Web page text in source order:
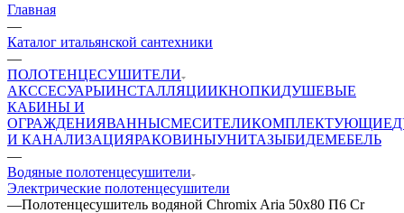
Главная
—
Каталог итальянской сантехники
—
ПОЛОТЕНЦЕСУШИТЕЛИ
АКССЕСУАРЫИНСТАЛЛЯЦИИКНОПКИДУШЕВЫЕ
КАБИНЫ И
ОГРАЖДЕНИЯВАННЫСМЕСИТЕЛИКОМПЛЕКТУЮЩИЕ
И КАНАЛИЗАЦИЯРАКОВИНЫУНИТАЗЫБИДЕМЕБЕЛЬ
—
Водяные полотенцесушители
Электрические полотенцесушители
—Полотенцесушитель водяной Chromix Aria 50x80 П6 Cr